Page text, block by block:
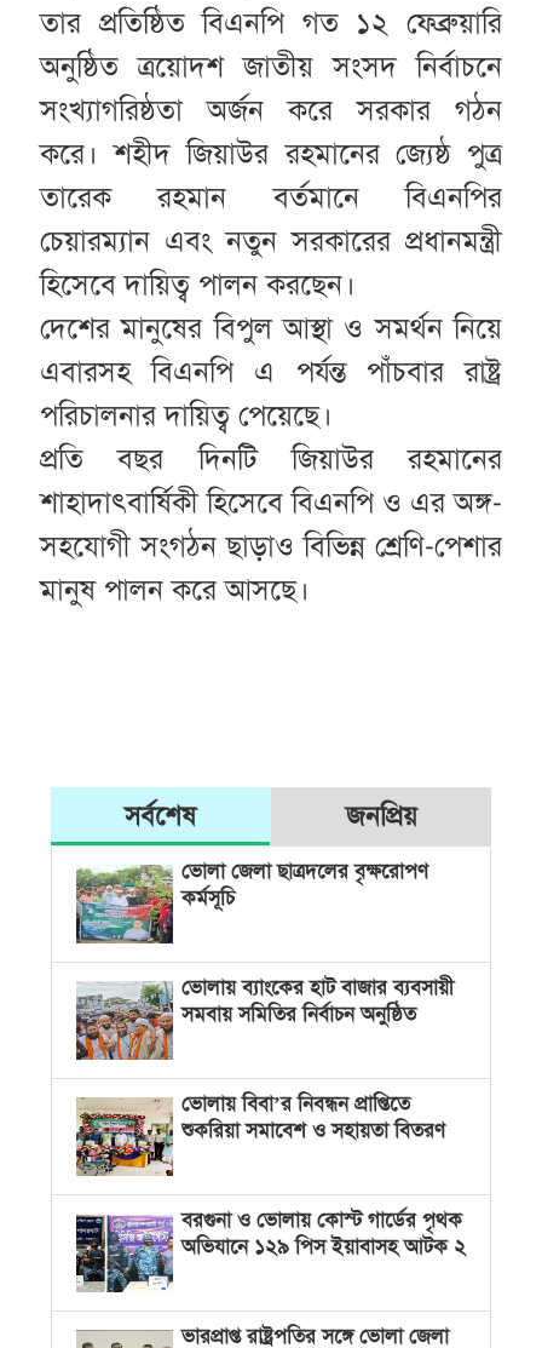
তার প্রতিষ্ঠিত বিএনপি গত ১২ ফেব্রুয়ারি
অনুষ্ঠিত ত্রয়োদশ জাতীয় সংসদ নির্বাচনে
সংখ্যাগরিষ্ঠতা অর্জন করে সরকার গঠন
করে। শহীদ জিয়াউর রহমানের জ্যেষ্ঠ পুত্র
তারেক রহমান বর্তমানে বিএনপির
চেয়ারম্যান এবং নতুন সরকারের প্রধানমন্ত্রী
হিসেবে দায়িত্ব পালন করছেন।
দেশের মানুষের বিপুল আস্থা ও সমর্থন নিয়ে
এবারসহ বিএনপি এ পর্যন্ত পাঁচবার রাষ্ট্র
পরিচালনার দায়িত্ব পেয়েছে।
প্রতি বছর দিনটি জিয়াউর রহমানের
শাহাদাৎবার্ষিকী হিসেবে বিএনপি ও এর অঙ্গ-
সহযোগী সংগঠন ছাড়াও বিভিন্ন শ্রেণি-পেশার
মানুষ পালন করে আসছে।
সর্বশেষ জনপ্রিয়
ভোলা জেলা ছাত্রদলের বৃক্ষরোপণ
কর্মসূচি
ভোলায় ব্যাংকের হাট বাজার ব্যবসায়ী
সমবায় সমিতির নির্বাচন অনুষ্ঠিত
ভোলায় বিবা’র নিবন্ধন প্রাপ্তিতে
শুকরিয়া সমাবেশ ও সহায়তা বিতরণ
বরগুনা ও ভোলায় কোস্ট গার্ডের পৃথক
অভিযানে ১২৯ পিস ইয়াবাসহ আটক ২
ভারপ্রাপ্ত রাষ্ট্রপতির সঙ্গে ভোলা জেলা